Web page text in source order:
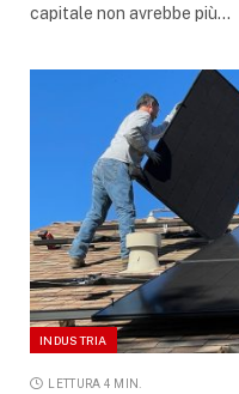
capitale non avrebbe più…
INDUSTRIA
LETTURA 4 MIN.